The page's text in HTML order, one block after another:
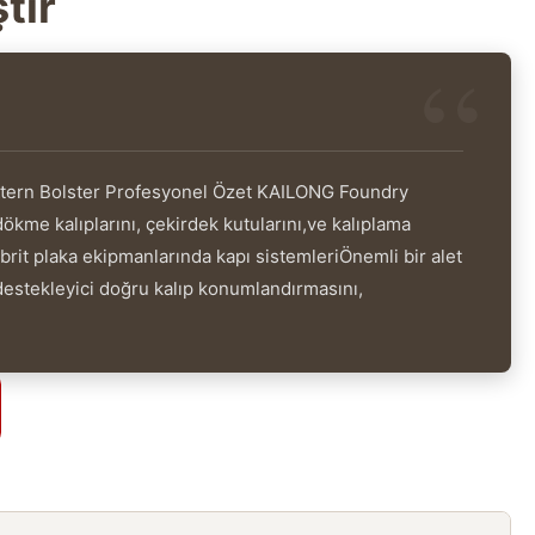
Bolster Profesyonel Özet KAILONG Foundry
kalıplarını, çekirdek kutularını,ve kalıplama
plaka ekipmanlarında kapı sistemleriÖnemli bir alet
doğru kalıp konumlandırmasını,